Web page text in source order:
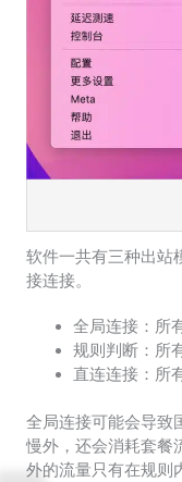
软件一共有三种出站
接连接。
全局连接：所
规则判断：所
直连连接：所
全局连接可能会导致
慢外，还会消耗套餐
外的流量只有在规则